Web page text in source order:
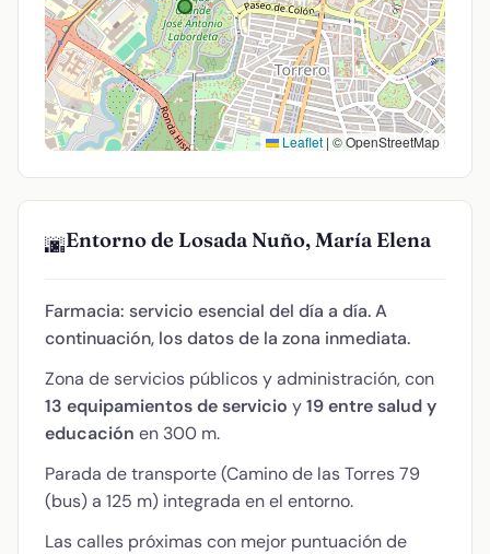
Leaflet | © OpenStreetMap
🌆Entorno de Losada Nuño, María Elena
Farmacia: servicio esencial del día a día. A
continuación, los datos de la zona inmediata.
Zona de servicios públicos y administración, con
13 equipamientos de servicio y19 entre salud y
educación en 300 m.
Parada de transporte (Camino de las Torres 79
(bus) a 125 m) integrada en el entorno.
Las calles próximas con mejor puntuación de